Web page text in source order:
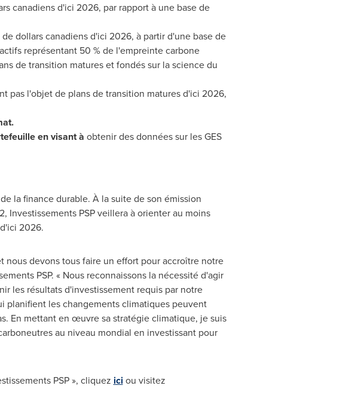
canadiens d'ici 2026, par rapport à une base de
dollars canadiens d'ici 2026, à partir d'une base de
représentant 50 % de l'empreinte carbone
de transition matures et fondés sur la science du
pas l'objet de plans de transition matures d'ici 2026,
en visant à obtenir des données sur les GES
la finance durable. À la suite de son émission
Investissements PSP veillera à orienter au moins
2026.
nous devons tous faire un effort pour accroître notre
PSP. « Nous reconnaissons la nécessité d'agir
les résultats d'investissement requis par notre
planifient les changements climatiques peuvent
En mettant en œuvre sa stratégie climatique, je suis
au niveau mondial en investissant pour
PSP », cliquez iciou visitez